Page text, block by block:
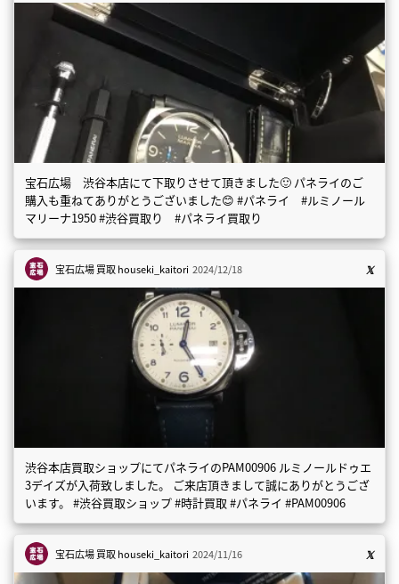
宝石広場 渋谷本店にて下取りさせて頂きました🙂 パネライのご
購入も重ねてありがとうございました😊 #パネライ #ルミノール
マリーナ1950 #渋谷買取り #パネライ買取り
宝石広場 買取houseki_kaitori 2024/12/18
渋谷本店買取ショップにてパネライのPAM00906 ルミノールドゥエ
3デイズが入荷致しました。 ご来店頂きまして誠にありがとうござ
います。 #渋谷買取ショップ #時計買取 #パネライ #PAM00906
宝石広場 買取houseki_kaitori 2024/11/16